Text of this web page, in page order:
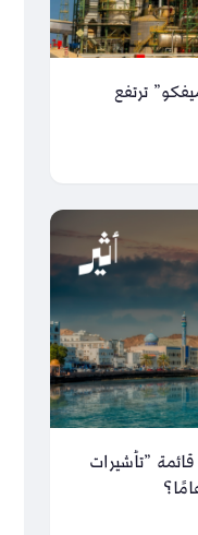
ترتفع
”تأشيرات